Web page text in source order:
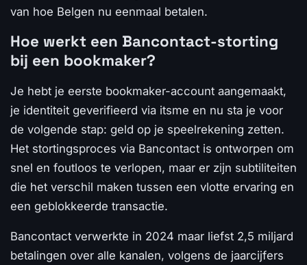
van hoe Belgen nu eenmaal betalen.
Hoe werkt een Bancontact-storting
bij een bookmaker?
Je hebt je eerste bookmaker-account aangemaakt,
je identiteit geverifieerd via itsme en nu sta je voor
de volgende stap: geld op je speelrekening zetten.
Het stortingsproces via Bancontact is ontworpen om
snel en foutloos te verlopen, maar er zijn subtiliteiten
die het verschil maken tussen een vlotte ervaring en
een geblokkeerde transactie.
Bancontact verwerkte in 2024 maar liefst 2,5 miljard
betalingen over alle kanalen, volgens de jaarcijfers